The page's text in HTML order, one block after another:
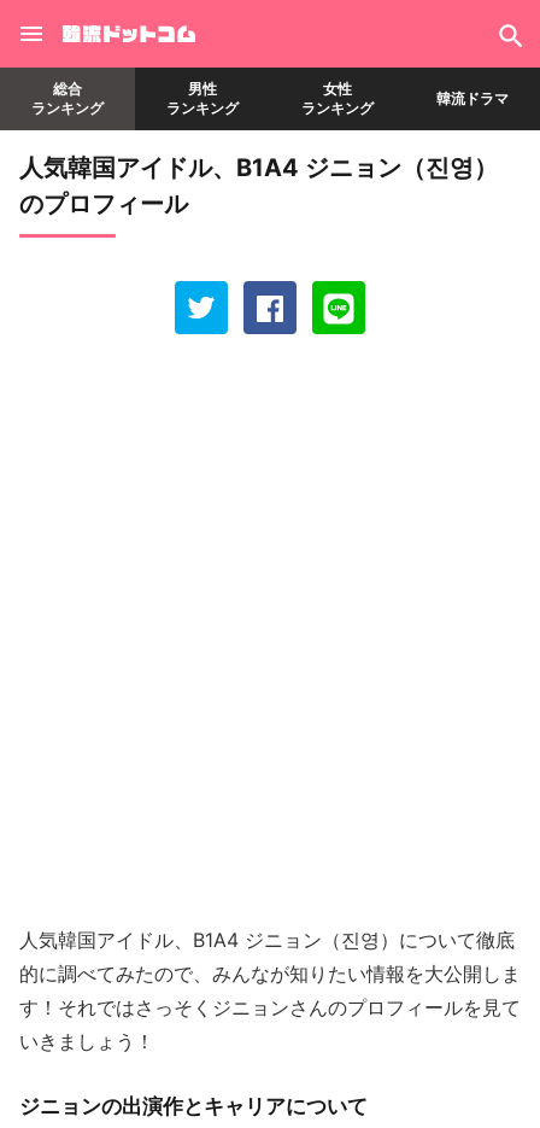
総合
ランキング
男性
ランキング
女性
ランキング
韓流ドラマ
人気韓国アイドル、B1A4 ジニョン（진영）
のプロフィール
人気韓国アイドル、B1A4 ジニョン（진영）について徹底
的に調べてみたので、みんなが知りたい情報を大公開しま
す！それではさっそくジニョンさんのプロフィールを見て
いきましょう！
ジニョンの出演作とキャリアについて